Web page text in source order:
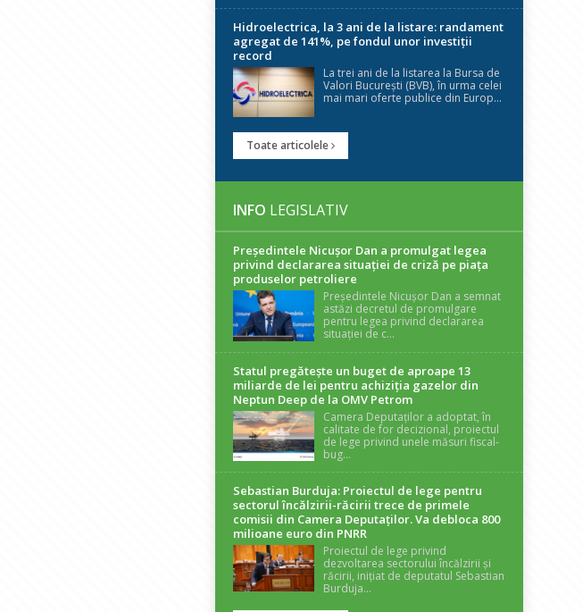
Hidroelectrica, la 3 ani de la listare: randament
agregat de 141%, pe fondul unor investiții
record
La trei ani de la listarea la Bursa de
Valori București (BVB), în urma celei
mai mari oferte publice din Europ...
Toate articolele
INFO LEGISLATIV
Președintele Nicuşor Dan a promulgat legea
privind declararea situaţiei de criză pe piaţa
produselor petroliere
Președintele Nicușor Dan a semnat
astăzi decretul de promulgare
pentru legea privind declararea
situației de c...
Statul pregătește un buget de aproape 13
miliarde de lei pentru achiziția gazelor din
Neptun Deep de la OMV Petrom
Camera Deputaților a adoptat, în
calitate de for decizional, proiectul
de lege privind unele măsuri fiscal-
bug...
Sebastian Burduja: Proiectul de lege pentru
sectorul încălzirii-răcirii trece de primele
comisii din Camera Deputaților. Va debloca 800
milioane euro din PNRR
Proiectul de lege privind
dezvoltarea sectorului încălzirii și
răcirii, inițiat de deputatul Sebastian
Burduja...